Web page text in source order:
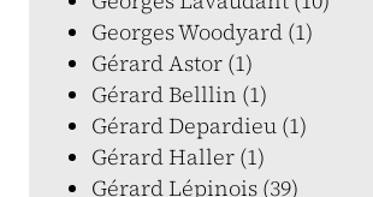
Georges Woodyard (1)
Gérard Astor (1)
Gérard Belllin (1)
Gérard Depardieu (1)
Gérard Haller (1)
Gérard Lépinois (39)